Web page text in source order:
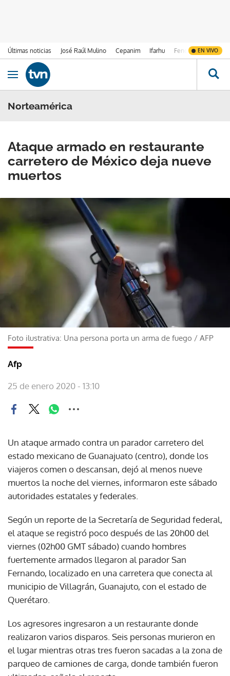
Últimas noticias José Raúl Mulino Cepanim Ifarhu Fenómeno de El
EN VIVO
Ir al contenido
Obrir navegació
Norteamérica
Ataque armado en restaurante
carretero de México deja nueve
muertos
Foto ilustrativa: Una persona porta un arma de fuego / AFP
Afp
25 de enero 2020 - 13:10
Un ataque armado contra un parador carretero del
estado mexicano de Guanajuato (centro), donde los
viajeros comen o descansan, dejó al menos nueve
muertos la noche del viernes, informaron este sábado
autoridades estatales y federales.
Según un reporte de la Secretaría de Seguridad federal,
el ataque se registró poco después de las 20h00 del
viernes (02h00 GMT sábado) cuando hombres
fuertemente armados llegaron al parador San
Fernando, localizado en una carretera que conecta al
municipio de Villagrán, Guanajuto, con el estado de
Querétaro.
Los agresores ingresaron a un restaurante donde
realizaron varios disparos. Seis personas murieron en
el lugar mientras otras tres fueron sacadas a la zona de
parqueo de camiones de carga, donde también fueron